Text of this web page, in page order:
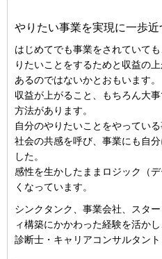
やりたい事業を実現に一歩近
はじめてでも事業をされていて
りたいことをするためと収益の
あるのではないかとおもいます。
収益が上がること、もちろん大
方法があります。
自分のやりたいことをやってい
社会の共感を呼び、事業にも自
した。
感性を生かしたままロジック（
くなっています。
シンクタンク、事業会社、スタ
ィ構築にかかわった経験を活か
診断士・キャリアコンサルタン